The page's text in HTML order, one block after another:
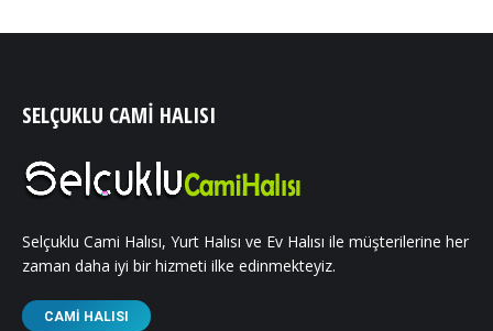
SELÇUKLU CAMI HALISI
Selçuklu Cami Halısı, Yurt Halısı ve Ev Halısı ile müşterilerine her
zaman daha iyi bir hizmeti ilke edinmekteyiz.
CAMI HALISI